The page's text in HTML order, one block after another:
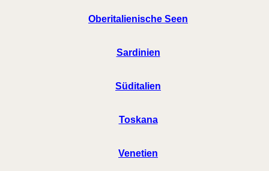
Oberitalienische Seen
Sardinien
Süditalien
Toskana
Venetien